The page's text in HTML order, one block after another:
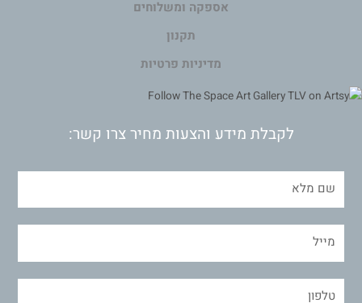
אספקה ומשלוחים
תקנון
מדיניות פרטיות
לקבלת מידע והצעות מחיר צרו קשר: